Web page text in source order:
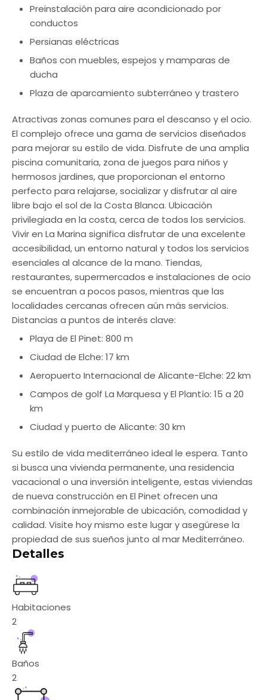
Preinstalación para aire acondicionado por
conductos
Persianas eléctricas
Baños con muebles, espejos y mamparas de
ducha
Plaza de aparcamiento subterráneo y trastero
Atractivas zonas comunes para el descanso y el ocio.
El complejo ofrece una gama de servicios diseñados
para mejorar su estilo de vida. Disfrute de una amplia
piscina comunitaria, zona de juegos para niños y
hermosos jardines, que proporcionan el entorno
perfecto para relajarse, socializar y disfrutar al aire
libre bajo el sol de la Costa Blanca. Ubicación
privilegiada en la costa, cerca de todos los servicios.
Vivir en La Marina significa disfrutar de una excelente
accesibilidad, un entorno natural y todos los servicios
esenciales al alcance de la mano. Tiendas,
restaurantes, supermercados e instalaciones de ocio
se encuentran a pocos pasos, mientras que las
localidades cercanas ofrecen aún más servicios.
Distancias a puntos de interés clave:
Playa de El Pinet: 800 m
Ciudad de Elche: 17 km
Aeropuerto Internacional de Alicante-Elche: 22 km
Campos de golf La Marquesa y El Plantío: 15 a 20
km
Ciudad y puerto de Alicante: 30 km
Su estilo de vida mediterráneo ideal le espera. Tanto
si busca una vivienda permanente, una residencia
vacacional o una inversión inteligente, estas viviendas
de nueva construcción en El Pinet ofrecen una
combinación inmejorable de ubicación, comodidad y
calidad. Visite hoy mismo este lugar y asegúrese la
propiedad de sus sueños junto al mar Mediterráneo.
Detalles
Habitaciones
2
Baños
2